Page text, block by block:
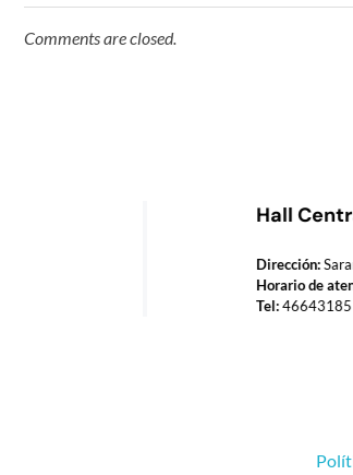
Comments are closed.
Hall
Dirección:
Horario de
Tel:46643185